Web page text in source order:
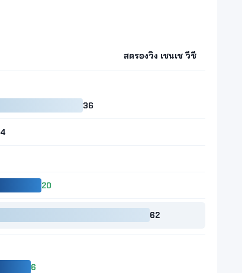
สตรองวิง เซนเซ วีซี
36
4
20
62
6